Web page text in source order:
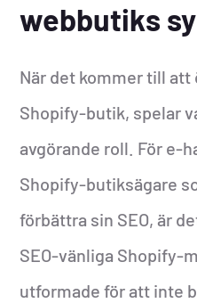
webbutiks
När det kommer till
Shopify-butik, spelar
avgörande roll. För e-
Shopify-butiksägare
förbättra sin SEO, är
SEO-vänliga Shopify-
utformade för att inte